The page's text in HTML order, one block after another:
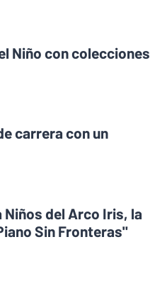
Niño con colecciones
carrera con un
del Arco Iris, la
Sin Fronteras"